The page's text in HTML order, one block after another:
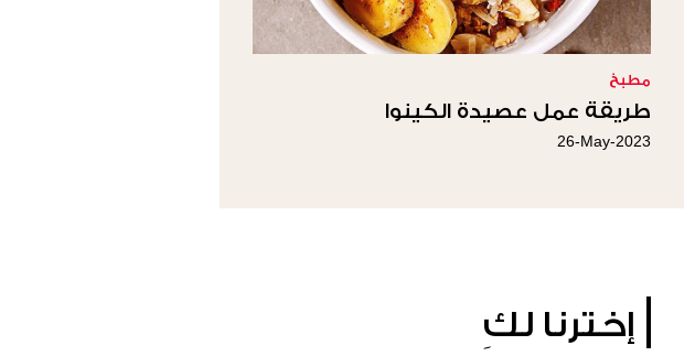
مطبخ
طريقة عمل عصيدة الكينوا
26-May-2023
إخترنا لكِ